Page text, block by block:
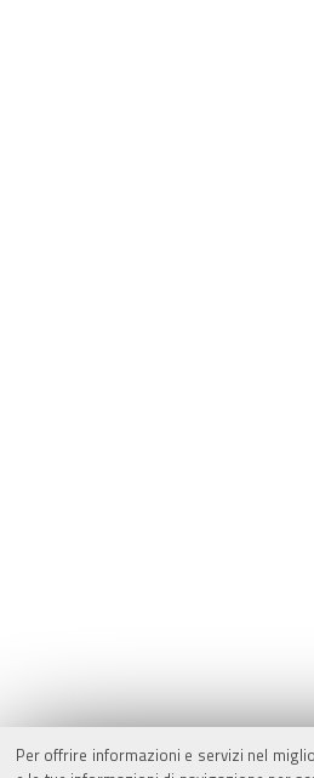
Per offrire informazioni e servizi nel